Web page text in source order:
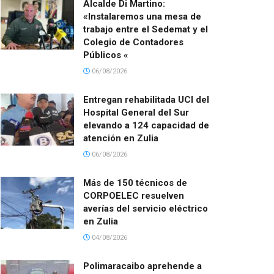
Alcalde Di Martino:
«Instalaremos una mesa de
trabajo entre el Sedemat y el
Colegio de Contadores
Públicos «
06/08/2026
Entregan rehabilitada UCI del
Hospital General del Sur
elevando a 124 capacidad de
atención en Zulia
06/08/2026
Más de 150 técnicos de
CORPOELEC resuelven
averías del servicio eléctrico
en Zulia
04/08/2026
Polimaracaibo aprehende a